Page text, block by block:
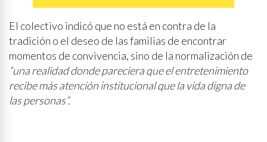
El colectivo indicó que no está en contra de la
tradición o el deseo de las familias de encontrar
momentos de convivencia, sino de la normalización de
“una realidad donde pareciera que el entretenimiento
recibe más atención institucional que la vida digna de
las personas”.